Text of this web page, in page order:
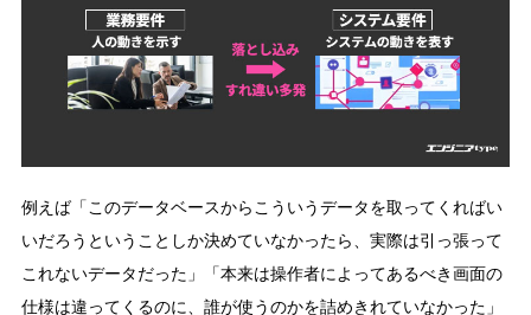
例えば「このデータベースからこういうデータを取ってくればい
いだろうということしか決めていなかったら、実際は引っ張って
これないデータだった」「本来は操作者によってあるべき画面の
仕様は違ってくるのに、誰が使うのかを詰めきれていなかった」